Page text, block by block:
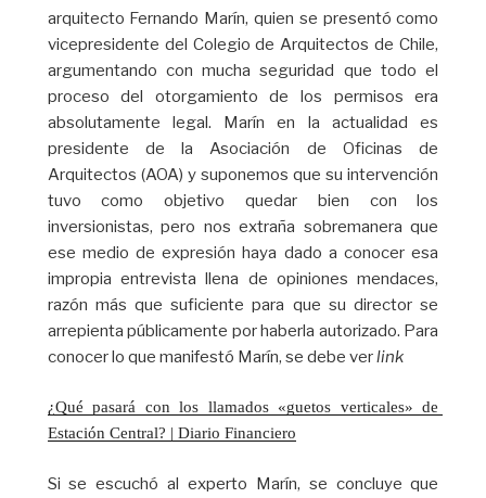
arquitecto Fernando Marín, quien se presentó como
vicepresidente del Colegio de Arquitectos de Chile,
argumentando con mucha seguridad que todo el
proceso del otorgamiento de los permisos era
absolutamente legal. Marín en la actualidad es
presidente de la Asociación de Oficinas de
Arquitectos (AOA) y suponemos que su intervención
tuvo como objetivo quedar bien con los
inversionistas, pero nos extraña sobremanera que
ese medio de expresión haya dado a conocer esa
impropia entrevista llena de opiniones mendaces,
razón más que suficiente para que su director se
arrepienta públicamente por haberla autorizado. Para
conocer lo que manifestó Marín, se debe verlink
¿Qué pasará con los llamados «guetos verticales» de
Estación Central? | Diario Financiero
Si se escuchó al experto Marín, se concluye que